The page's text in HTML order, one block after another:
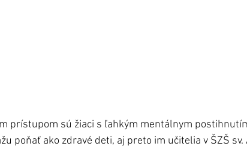
prístupom sú žiaci s ľahkým mentálnym
poňať ako zdravé deti, aj preto im učitelia v ŠZŠ